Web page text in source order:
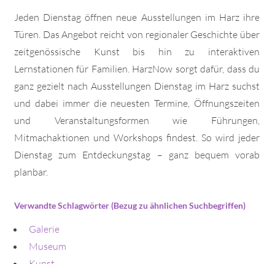
Jeden Dienstag öffnen neue Ausstellungen im Harz ihre
Türen. Das Angebot reicht von regionaler Geschichte über
zeitgenössische Kunst bis hin zu interaktiven
Lernstationen für Familien. HarzNow sorgt dafür, dass du
ganz gezielt nach Ausstellungen Dienstag im Harz suchst
und dabei immer die neuesten Termine, Öffnungszeiten
und Veranstaltungsformen wie Führungen,
Mitmachaktionen und Workshops findest. So wird jeder
Dienstag zum Entdeckungstag – ganz bequem vorab
planbar.
Verwandte Schlagwörter (Bezug zu ähnlichen Suchbegriffen)
Galerie
Museum